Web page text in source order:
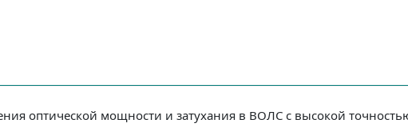
оптической мощности и затухания в ВОЛС с высокой